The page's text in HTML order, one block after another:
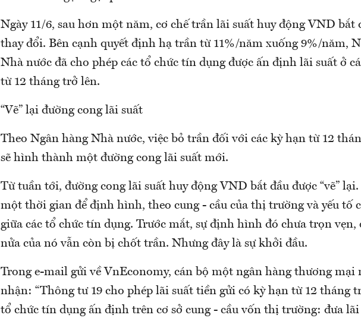
Ngày 11/6, sau hơn một năm, cơ chế trần lãi suất huy động VND bắt
thay đổi. Bên cạnh quyết định hạ trần từ 11%/năm xuống 9%/năm,
Nhà nước đã cho phép các tổ chức tín dụng được ấn định lãi suất ở
từ 12 tháng trở lên.
“Vẽ” lại đường cong lãi suất
Theo Ngân hàng Nhà nước, việc bỏ trần đối với các kỳ hạn từ 12
sẽ hình thành một đường cong lãi suất mới.
Từ tuần tới, đường cong lãi suất huy động VND bắt đầu được “vẽ” lại.
một thời gian để định hình, theo cung - cầu của thị trường và yếu tố
giữa các tổ chức tín dụng. Trước mắt, sự định hình đó chưa trọn vẹn,
nửa của nó vẫn còn bị chốt trần. Nhưng đây là sự khởi đầu.
Trong e-mail gửi về VnEconomy, cán bộ một ngân hàng thương mại
nhận: “Thông tư 19 cho phép lãi suất tiền gửi có kỳ hạn từ 12 tháng
tổ chức tín dụng ấn định trên cơ sở cung - cầu vốn thị trường: đưa lãi